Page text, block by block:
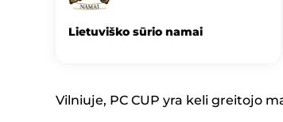
Lietuviško sūrio namai
Vilniuje, PC CUP yra keli greitojo